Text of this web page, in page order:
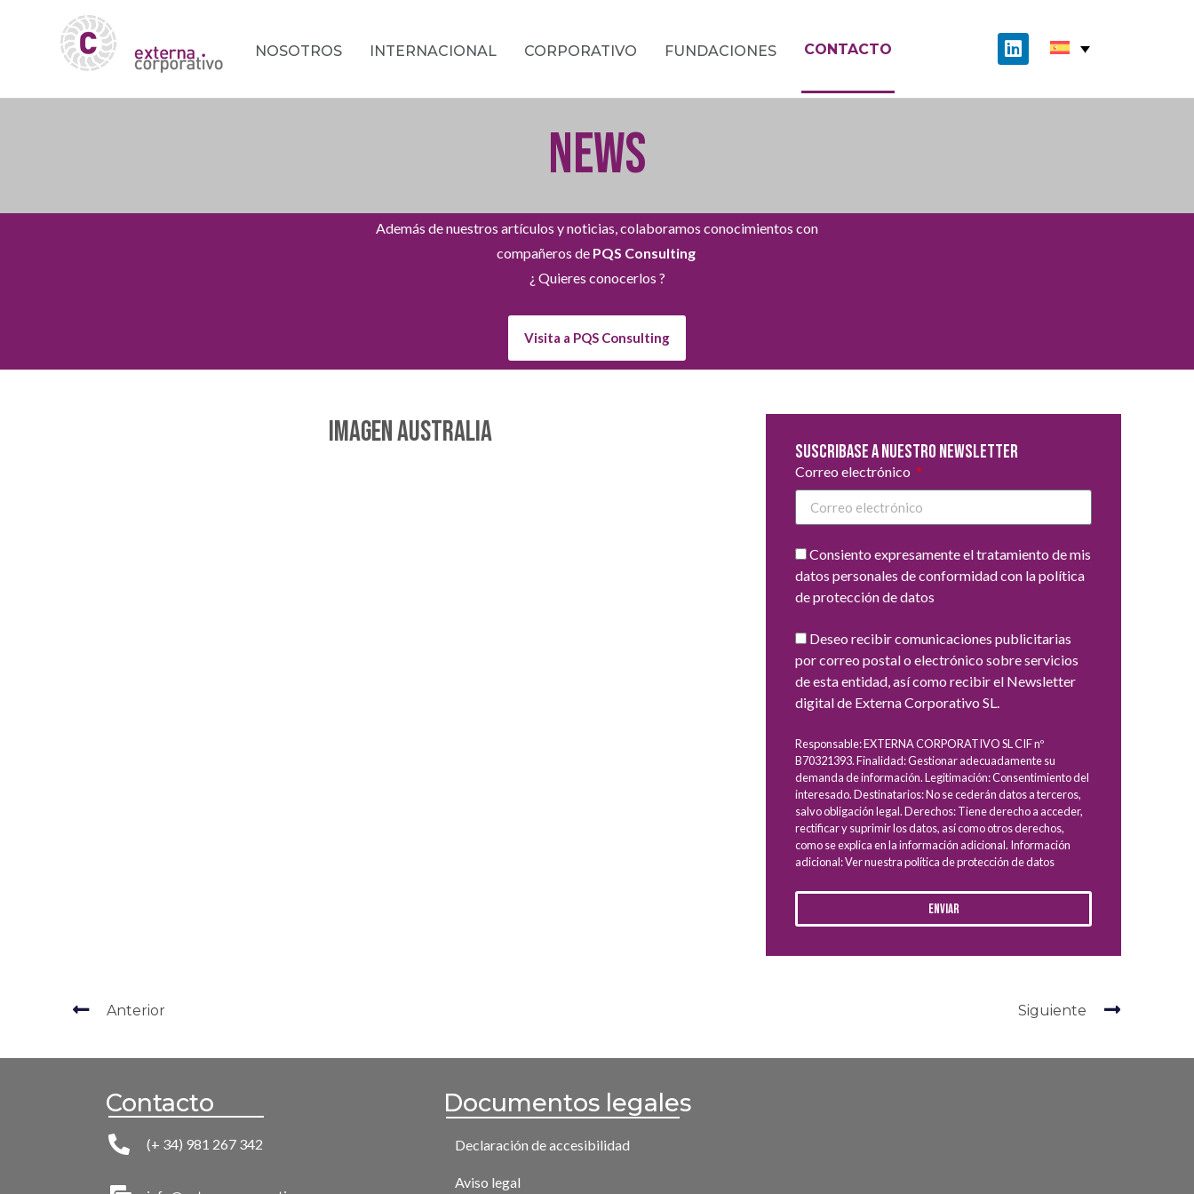
NOSOTROS INTERNACIONAL CORPORATIVO FUNDACIONES CONTACTO
NEWS
Además de nuestros artículos y noticias, colaboramos conocimientos con
compañeros de PQS Consulting
¿ Quieres conocerlos ?
Visita a PQS Consulting
imagen Australia
Suscribase a nuestro newsletter
Correo electrónico
Consiento expresamente el tratamiento de mis
datos personales de conformidad con la política
de protección de datos
Deseo recibir comunicaciones publicitarias
por correo postal o electrónico sobre servicios
de esta entidad, así como recibir el Newsletter
digital de Externa Corporativo SL.
Responsable: EXTERNA CORPORATIVO SL CIF nº
B70321393. Finalidad: Gestionar adecuadamente su
demanda de información. Legitimación: Consentimiento del
interesado. Destinatarios: No se cederán datos a terceros,
salvo obligación legal. Derechos: Tiene derecho a acceder,
rectificar y suprimir los datos, así como otros derechos,
como se explica en la información adicional. Información
adicional: Ver nuestra política de protección de datos
Enviar
Anterior Siguiente
Contacto
(+ 34) 981 267 342
Documentos legales
Declaración de accesibilidad
Aviso legal